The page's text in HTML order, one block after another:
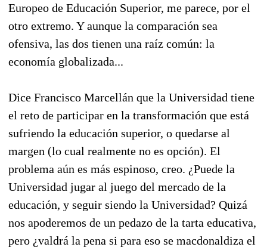
Europeo de Educación Superior, me parece, por el
otro extremo. Y aunque la comparación sea
ofensiva, las dos tienen una raíz común: la
economía globalizada...
Dice Francisco Marcellán que la Universidad tiene
el reto de participar en la transformación que está
sufriendo la educación superior, o quedarse al
margen (lo cual realmente no es opción). El
problema aún es más espinoso, creo. ¿Puede la
Universidad jugar al juego del mercado de la
educación, y seguir siendo la Universidad? Quizá
nos apoderemos de un pedazo de la tarta educativa,
pero ¿valdrá la pena si para eso se macdonaldiza el